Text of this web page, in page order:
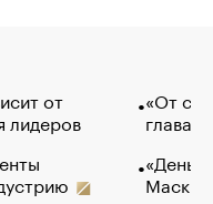
от
лидеров
«От
глава
Маск в